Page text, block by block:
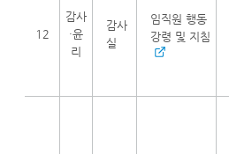
12
감사
·윤
리
감사
실
임직원 행동
강령 및 지침